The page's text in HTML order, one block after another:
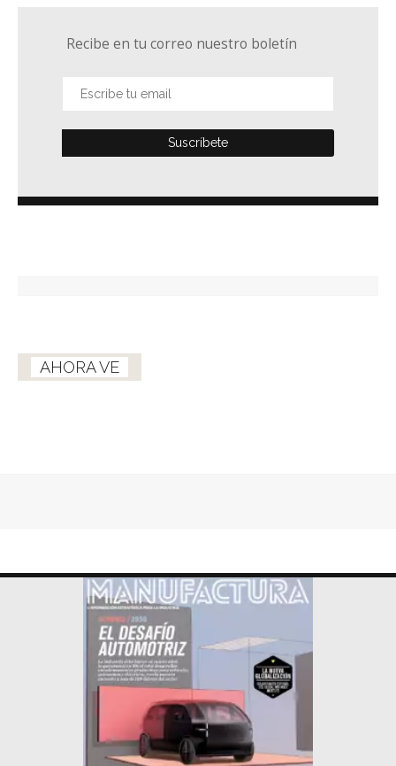
Recibe en tu correo nuestro boletín
AHORA VE